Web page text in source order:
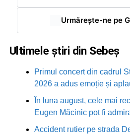
Urmărește-ne pe
Ultimele știri din Sebeș
Primul concert din cadrul
2026 a adus emoție și
În luna august, cele mai
Eugen Măcinic pot fi
Accident rutier pe strada